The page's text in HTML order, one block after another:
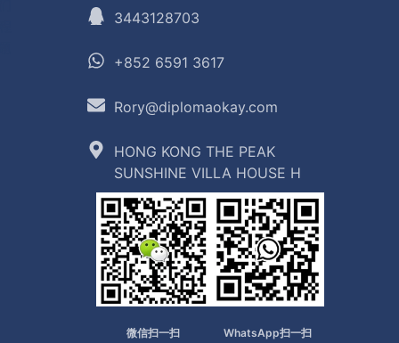
3443128703
+852 6591 3617
Rory@diplomaokay.com
HONG KONG THE PEAK
SUNSHINE VILLA HOUSE H
微信扫一扫 WhatsApp扫一扫